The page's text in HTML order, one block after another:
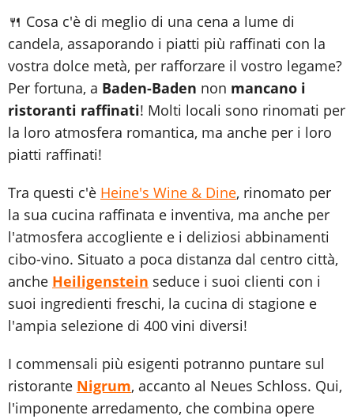
🍴 Cosa c'è di meglio di una cena a lume di
candela, assaporando i piatti più raffinati con la
vostra dolce metà, per rafforzare il vostro legame?
Per fortuna, a Baden-Baden non mancano i
ristoranti raffinati! Molti locali sono rinomati per
la loro atmosfera romantica, ma anche per i loro
piatti raffinati!
Tra questi c'è Heine's Wine & Dine, rinomato per
la sua cucina raffinata e inventiva, ma anche per
l'atmosfera accogliente e i deliziosi abbinamenti
cibo-vino. Situato a poca distanza dal centro città,
anche Heiligenstein seduce i suoi clienti con i
suoi ingredienti freschi, la cucina di stagione e
l'ampia selezione di 400 vini diversi!
I commensali più esigenti potranno puntare sul
ristorante Nigrum, accanto al Neues Schloss. Qui,
l'imponente arredamento, che combina opere